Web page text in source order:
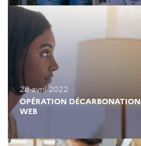
OPÉRATION DÉCARBONATION
WEB
28 avril 2022